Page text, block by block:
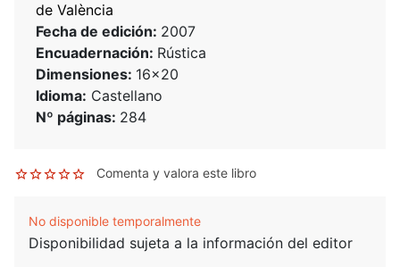
de València
Fecha de edición: 2007
Encuadernación: Rústica
Dimensiones: 16x20
Idioma: Castellano
Nº páginas: 284
Comenta y valora este libro
No disponible temporalmente
Disponibilidad sujeta a la información del editor